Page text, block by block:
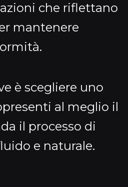
che riflettano
mantenere
è scegliere uno
al meglio il
il processo di
e naturale.